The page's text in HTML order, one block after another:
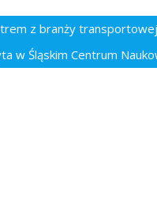
z branży
w Śląskim Centrum